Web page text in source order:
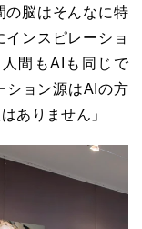
の脳はそんなに特
インスピレーショ
間もAIも同じで
ション源はAIの方
ありません」